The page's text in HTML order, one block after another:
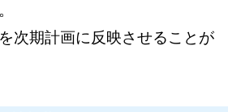
次期計画に反映させることが